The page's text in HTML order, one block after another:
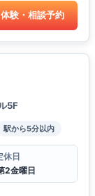
体験・相談予約
5F
駅から5分以内
休日
2金曜日